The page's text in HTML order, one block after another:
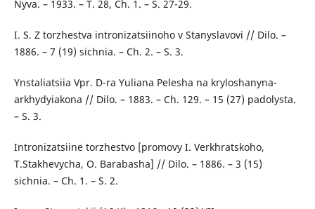
Nyva. – 1933. – T. 28, Ch. 1. – S. 27-29.
I. S. Z torzhestva intronizatsiinoho v Stanyslavovi // Dilo. –
1886. – 7 (19) sichnia. – Ch. 2. – S. 3.
Ynstaliatsiia Vpr. D-ra Yuliana Pelesha na kryloshanyna-
arkhydyiakona // Dilo. – 1883. – Ch. 129. – 15 (27) padolysta.
– S. 3.
Intronizatsiine torzhestvo [promovy I. Verkhratskoho,
T.Stakhevycha, O. Barabasha] // Dilo. – 1886. – 3 (15)
sichnia. – Ch. 1. – S. 2.